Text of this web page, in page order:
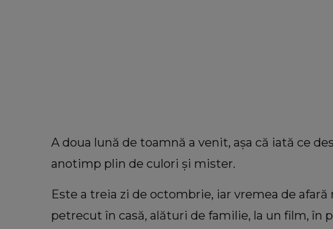
A doua lună de toamnă a venit, așa că iată ce
anotimp plin de culori și mister.
Este a treia zi de octombrie, iar vremea de
petrecut în casă, alături de familie, la un film, în